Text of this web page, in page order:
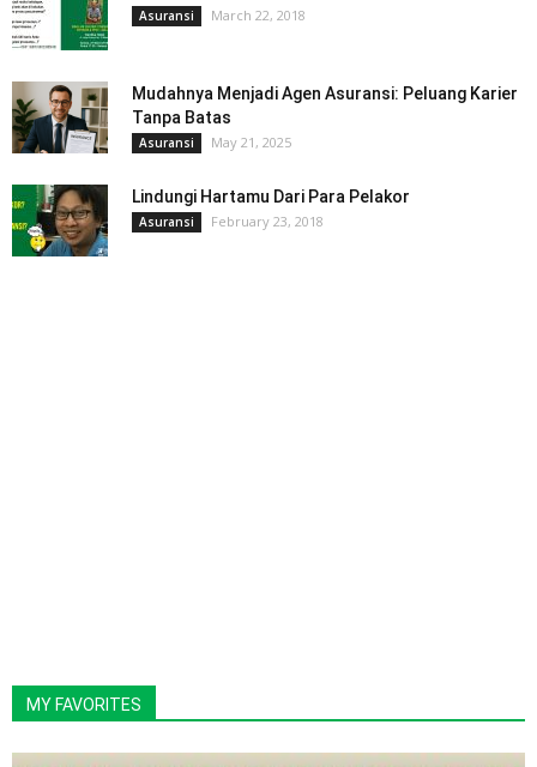
Asuransi March 22, 2018
Mudahnya Menjadi Agen Asuransi: Peluang Karier
Tanpa Batas
Asuransi May 21, 2025
Lindungi Hartamu Dari Para Pelakor
Asuransi February 23, 2018
MY FAVORITES